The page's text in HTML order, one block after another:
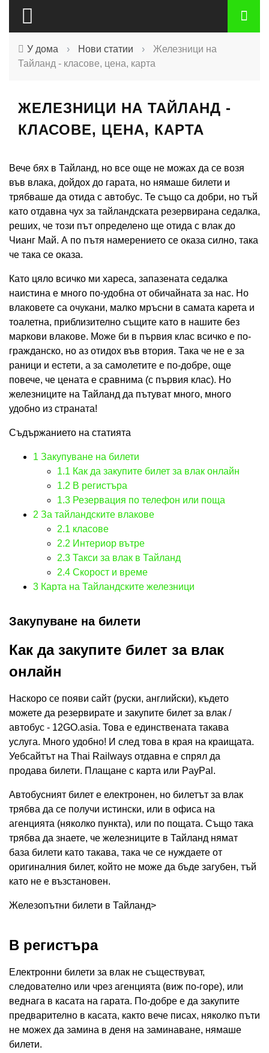
У дома › Нови статии ›
Железници на
Тайланд - класове, цена, карта
ЖЕЛЕЗНИЦИ НА ТАЙЛАНД -
КЛАСОВЕ, ЦЕНА, КАРТА
Вече бях в Тайланд, но все още не можах да се возя
във влака, дойдох до гарата, но нямаше билети и
трябваше да отида с автобус. Те също са добри, но тъй
като отдавна чух за тайландската резервирана седалка,
реших, че този път определено ще отида с влак до
Чианг Май. А по пътя намерението се оказа силно, така
че така се оказа.
Като цяло всичко ми хареса, запазената седалка
наистина е много по-удобна от обичайната за нас. Но
влаковете са очукани, малко мръсни в самата карета и
тоалетна, приблизително същите като в нашите без
маркови влакове. Може би в първия клас всичко е по-
гражданско, но аз отидох във втория. Така че не е за
раници и естети, а за самолетите е по-добре, още
повече, че цената е сравнима (с първия клас). Но
железниците на Тайланд да пътуват много, много
удобно из страната!
Съдържанието на статията
1 Закупуване на билети
1.1 Как да закупите билет за влак онлайн
1.2 В регистъра
1.3 Резервация по телефон или поща
2 За тайландските влакове
2.1 класове
2.2 Интериор вътре
2.3 Такси за влак в Тайланд
2.4 Скорост и време
3 Карта на Тайландските железници
Закупуване на билети
Как да закупите билет за влак
онлайн
Наскоро се появи сайт (руски, английски), където
можете да резервирате и закупите билет за влак /
автобус - 12GO.asia. Това е единствената такава
услуга. Много удобно! И след това в края на краищата.
Уебсайтът на Thai Railways отдавна е спрял да
продава билети. Плащане с карта или PayPal.
Автобусният билет е електронен, но билетът за влак
трябва да се получи истински, или в офиса на
агенцията (няколко пункта), или по пощата. Също така
трябва да знаете, че железниците в Тайланд нямат
база билети като такава, така че се нуждаете от
оригиналния билет, който не може да бъде загубен, тъй
като не е възстановен.
Железопътни билети в Тайланд>
В регистъра
Електронни билети за влак не съществуват,
следователно или чрез агенцията (виж по-горе), или
веднага в касата на гарата. По-добре е да закупите
предварително в касата, както вече писах, няколко пъти
не можех да замина в деня на заминаване, нямаше
билети.